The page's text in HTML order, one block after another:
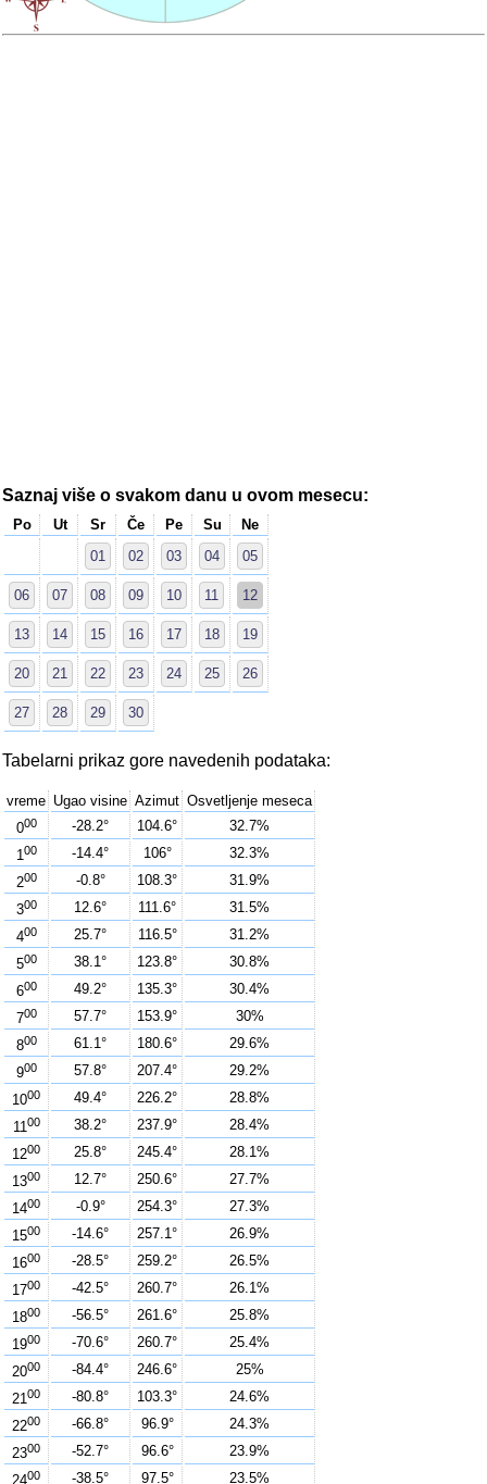
Saznaj više o svakom danu u ovom mesecu:
Po Ut Sr Če Pe Su
Ne
01
02 03 04 05
06 07 08 09 10 11 12
13 14 15 16 17 18 19
20 21 22 23 24 25 26
27 28 29 30
Tabelarni prikaz gore navedenih podataka:
vreme Ugao visine Azimut Osvetljenje meseca
000 -28.2° 104.6°
32.7%
100 -14.4° 106°
32.3%
200 -0.8° 108.3°
31.9%
300 12.6° 111.6°
31.5%
400 25.7° 116.5°
31.2%
500 38.1° 123.8°
30.8%
600 49.2° 135.3°
30.4%
700 57.7° 153.9°
30%
800 61.1° 180.6°
29.6%
900 57.8° 207.4°
29.2%
1000 49.4° 226.2°
28.8%
1100 38.2° 237.9°
28.4%
1200 25.8° 245.4°
28.1%
1300 12.7° 250.6°
27.7%
1400 -0.9° 254.3°
27.3%
1500 -14.6° 257.1°
26.9%
1600 -28.5° 259.2°
26.5%
1700 -42.5° 260.7°
26.1%
1800 -56.5° 261.6°
25.8%
1900 -70.6° 260.7°
25.4%
2000 -84.4° 246.6°
25%
2100 -80.8° 103.3°
24.6%
2200 -66.8° 96.9°
24.3%
2300 -52.7° 96.6°
23.9%
2400 -38.5° 97.5° 23.5%